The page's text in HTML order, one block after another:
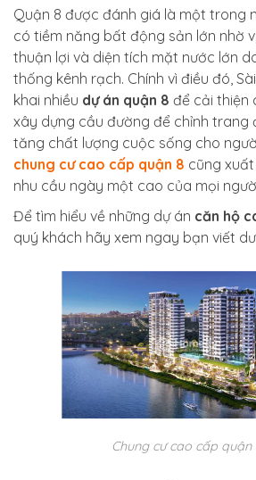
Quận 8 được đánh giá là một trong
có tiềm năng bất động sản lớn nhờ
thuận lợi và diện tích mặt nước lớn
thống kênh rạch. Chính vì điều đó,
khai nhiều dự án quận 8 để cải thiện
xây dựng cầu đường để chỉnh trang
tăng chất lượng cuộc sống cho
chung cư cao cấp quận 8 cũng
nhu cầu ngày một cao của mọi
Để tìm hiểu về những dự án căn hộ
quý khách hãy xem ngay bạn viết
Chung cư cao cấp quận